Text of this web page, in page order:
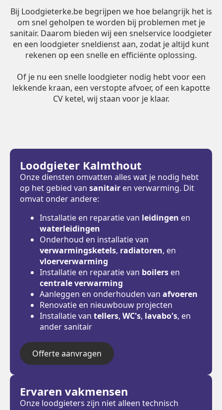
Bij Loodgieterke.be begrijpen we hoe belangrijk het is
om snel geholpen te worden bij problemen met je
sanitair. Daarom bieden wij een snelservice loodgieter
en een loodgieter sneldienst aan, zodat je altijd kunt
rekenen op een snelle en efficiënte oplossing.
Of je nu een snelle loodgieter nodig hebt voor een
lekkende kraan, een verstopte afvoer, of een kapotte
CV ketel, wij staan voor je klaar.
Loodgieter Kalmthout
Onze diensten omvatten alles wat je nodig hebt
op het gebied van sanitair en verwarming. Dit
omvat onder andere:
Installatie en reparatie van leidingen en
waterleidingen
Onderhoud en installatie van
verwarmingsketels, radiatoren, en
vloerverwarming
Installatie en reparatie van boilers en
centrale verwarming
Aanleggen en onderhouden van afvoeren
Renovatie en nieuwbouw projecten
Installatie van tellers, WC's, lavabo's, en
ander sanitair
Offerte aanvragen
Ervaren vakmensen
Onze loodgieters zijn niet alleen technisch